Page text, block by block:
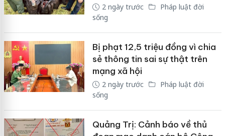
2 ngày trước
Pháp luật đời
sống
Bị phạt 12,5 triệu đồng vì chia
sẻ thông tin sai sự thật trên
mạng xã hội
2 ngày trước
Pháp luật đời
sống
Quảng Trị: Cảnh báo về thủ